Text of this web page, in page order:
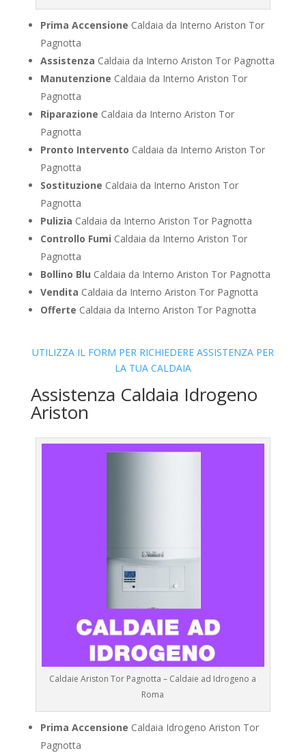
Prima Accensione Caldaia da Interno Ariston Tor
Pagnotta
Assistenza Caldaia da Interno Ariston Tor Pagnotta
Manutenzione Caldaia da Interno Ariston Tor
Pagnotta
Riparazione Caldaia da Interno Ariston Tor
Pagnotta
Pronto Intervento Caldaia da Interno Ariston Tor
Pagnotta
Sostituzione Caldaia da Interno Ariston Tor
Pagnotta
Pulizia Caldaia da Interno Ariston Tor Pagnotta
Controllo Fumi Caldaia da Interno Ariston Tor
Pagnotta
Bollino Blu Caldaia da Interno Ariston Tor Pagnotta
Vendita Caldaia da Interno Ariston Tor Pagnotta
Offerte Caldaia da Interno Ariston Tor Pagnotta
UTILIZZA IL FORM PER RICHIEDERE ASSISTENZA PER
LA TUA CALDAIA
Assistenza Caldaia Idrogeno
Ariston
Caldaie Ariston Tor Pagnotta – Caldaie ad Idrogeno a
Roma
Prima Accensione Caldaia Idrogeno Ariston Tor
Pagnotta